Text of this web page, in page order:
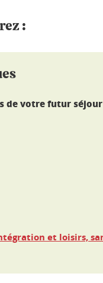
:
de votre futur séjour
et loisirs,